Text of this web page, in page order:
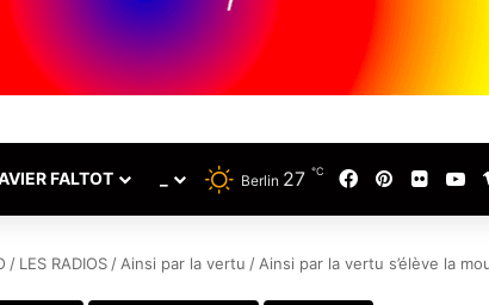
FALTOT Berlin 27 ℃ Facebook
Pinterest
Flickr
/ LES RADIOS / Ainsi par la vertu / Ainsi par la vertu s’élève la